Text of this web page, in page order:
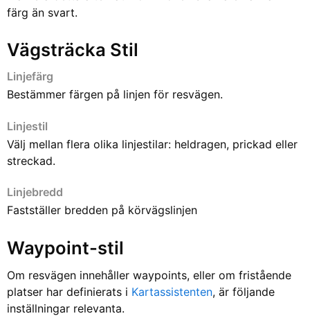
färg än svart.
Vägsträcka Stil
Linjefärg
Bestämmer färgen på linjen för resvägen.
Linjestil
Välj mellan flera olika linjestilar: heldragen, prickad eller
streckad.
Linjebredd
Fastställer bredden på körvägslinjen
Waypoint-stil
Om resvägen innehåller waypoints, eller om fristående
platser har definierats i Kartassistenten, är följande
inställningar relevanta.